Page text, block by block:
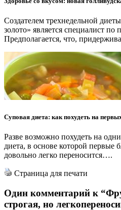
Создателем трехнедельной
золото» является специалист
Предполагается, что,
Суповая диета: как похудеть на
Разве возможно похудеть на
диета, в основе которой первые
довольно легко переносится….
Страница для печати
Один комментарий к
строгая, но